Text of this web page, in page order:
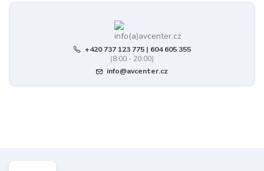
+420 737 123 775 | 604 605 355
(8:00 - 20:00)
info@avcenter.cz